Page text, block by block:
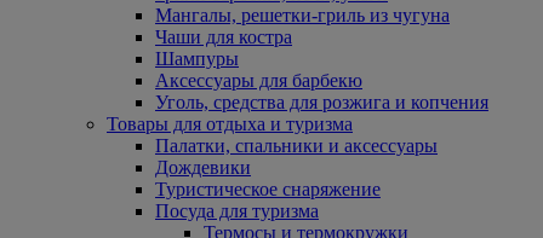
Мангалы, решетки-гриль из чугуна
Чаши для костра
Шампуры
Аксессуары для барбекю
Уголь, средства для розжига и копчения
Товары для отдыха и туризма
Палатки, спальники и аксессуары
Дождевики
Туристическое снаряжение
Посуда для туризма
Термосы и термокружки